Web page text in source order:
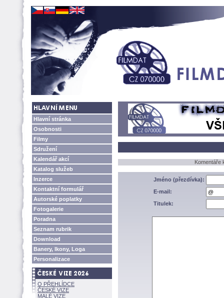
Hlavní stránka
Osobnosti
Filmy
Sdružení
Kalendář akcí
Katalog služeb
Inzerce
Kontaktní formulář
Autorské poplatky
Fotogalerie
Poradna
Seznam rubrik
Download
Banery, Ikony, Loga
Personalizace
O PŘEHLÍDCE
ČESKÉ VIZE
MALÉ VIZE
Komentáře
Jméno (přezdívka):
E-mail:
Titulek: